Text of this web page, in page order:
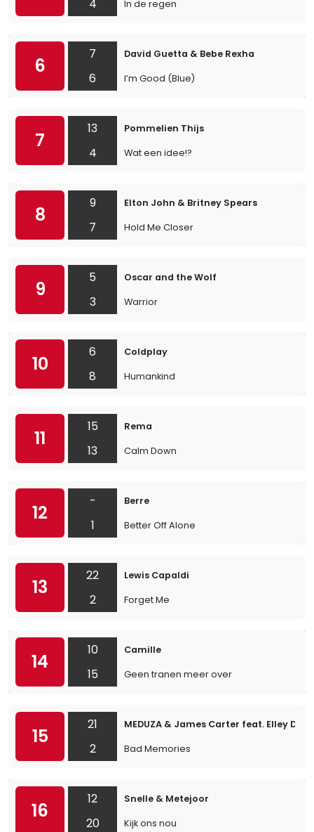
4 In de regen
6
7
6
David Guetta & Bebe Rexha
I’m Good (Blue)
7
13
4
Pommelien Thijs
Wat een idee!?
8
9
7
Elton John & Britney Spears
Hold Me Closer
9
5
3
Oscar and the Wolf
Warrior
10
6
8
Coldplay
Humankind
11
15
13
Rema
Calm Down
12
-
1
Berre
Better Off Alone
13
22
2
Lewis Capaldi
Forget Me
14
10
15
Camille
Geen tranen meer over
15
21
2
MEDUZA & James Carter feat. Elley Duhé
Bad Memories
16
12
20
Snelle & Metejoor
Kijk ons nou